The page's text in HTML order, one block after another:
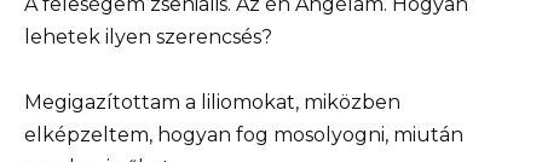
lehetek ilyen szerencsés?
Megigazítottam a liliomokat, miközben
elképzeltem, hogyan fog mosolyogni, miután